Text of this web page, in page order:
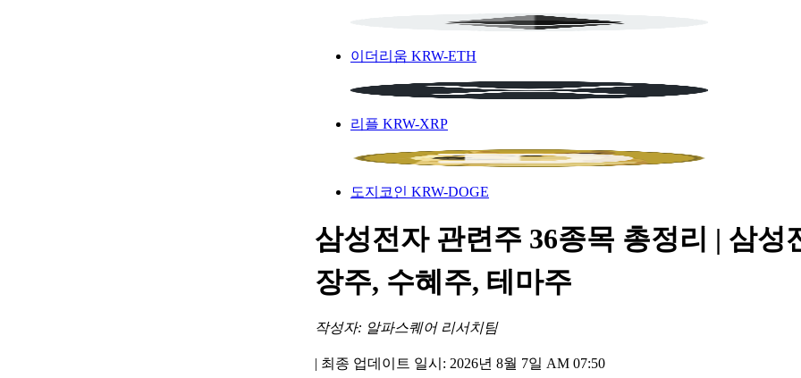
이더리움 KRW-ETH
리플 KRW-XRP
도지코인 KRW-DOGE
삼성전자 관련주 36종목 총정리 | 삼성
장주, 수혜주, 테마주
작성자: 알파스퀘어 리서치팀
| 최종 업데이트 일시: 2026년 8월 7일 AM 07:50